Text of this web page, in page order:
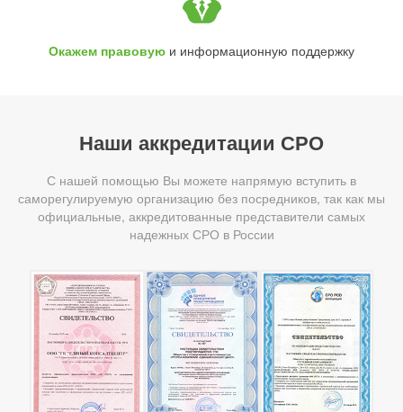
Окажем правовую и информационную поддержку
Наши аккредитации СРО
С нашей помощью Вы можете напрямую вступить в
саморегулируемую организацию без посредников, так как мы
официальные, аккредитованные представители самых
надежных СРО в России